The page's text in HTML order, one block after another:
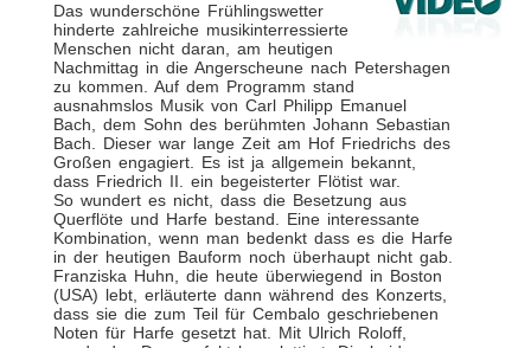
Das wunderschöne Frühlingswetter
hinderte zahlreiche musikinterressierte
Menschen nicht daran, am heutigen
Nachmittag in die Angerscheune nach Petershagen
zu kommen. Auf dem Programm stand
ausnahmslos Musik von Carl Philipp Emanuel
Bach, dem Sohn des berühmten Johann Sebastian
Bach. Dieser war lange Zeit am Hof Friedrichs des
Großen engagiert. Es ist ja allgemein bekannt,
dass Friedrich II. ein begeisterter Flötist war.
So wundert es nicht, dass die Besetzung aus
Querflöte und Harfe bestand. Eine interessante
Kombination, wenn man bedenkt dass es die Harfe
in der heutigen Bauform noch überhaupt nicht gab.
Franziska Huhn, die heute überwiegend in Boston
(USA) lebt, erläuterte dann während des Konzerts,
dass sie die zum Teil für Cembalo geschriebenen
Noten für Harfe gesetzt hat. Mit Ulrich Roloff,